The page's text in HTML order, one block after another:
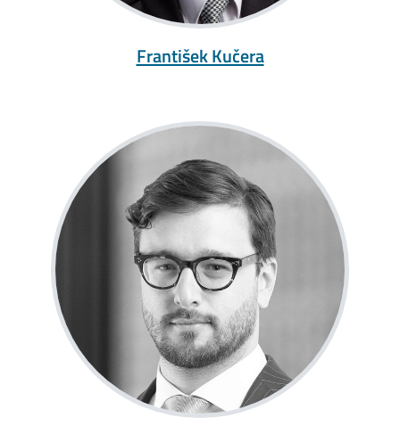
František Kučera